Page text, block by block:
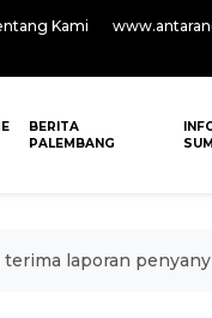
Kami
BERITA
PALEMBANG
terima laporan